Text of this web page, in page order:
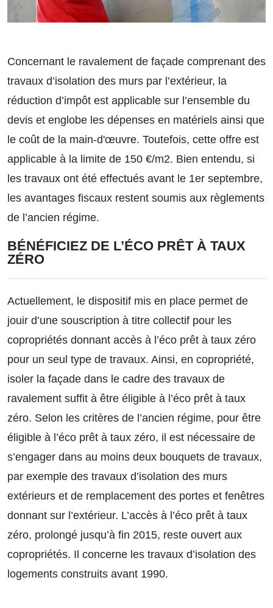
Concernant le ravalement de façade comprenant des
travaux d’isolation des murs par l’extérieur, la
réduction d’impôt est applicable sur l’ensemble du
devis et englobe les dépenses en matériels ainsi que
le coût de la main-d'œuvre. Toutefois, cette offre est
applicable à la limite de 150 €/m2. Bien entendu, si
les travaux ont été effectués avant le 1er septembre,
les avantages fiscaux restent soumis aux règlements
de l’ancien régime.
BÉNÉFICIEZ DE L’ÉCO PRÊT À TAUX
ZÉRO
Actuellement, le dispositif mis en place permet de
jouir d’une souscription à titre collectif pour les
copropriétés donnant accès à l’éco prêt à taux zéro
pour un seul type de travaux. Ainsi, en copropriété,
isoler la façade dans le cadre des travaux de
ravalement suffit à être éligible à l’éco prêt à taux
zéro. Selon les critères de l’ancien régime, pour être
éligible à l’éco prêt à taux zéro, il est nécessaire de
s’engager dans au moins deux bouquets de travaux,
par exemple des travaux d’isolation des murs
extérieurs et de remplacement des portes et fenêtres
donnant sur l’extérieur. L’accès à l’éco prêt à taux
zéro, prolongé jusqu’à fin 2015, reste ouvert aux
copropriétés. Il concerne les travaux d’isolation des
logements construits avant 1990.